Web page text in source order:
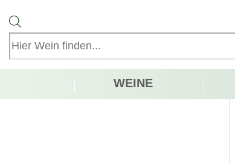
search
WEINE